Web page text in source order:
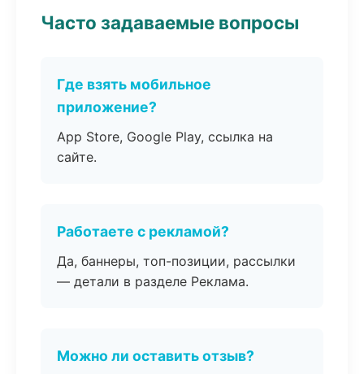
Часто задаваемые вопросы
Где взять мобильное
приложение?
App Store, Google Play, ссылка на
сайте.
Работаете с рекламой?
Да, баннеры, топ-позиции, рассылки
— детали в разделе Реклама.
Можно ли оставить отзыв?